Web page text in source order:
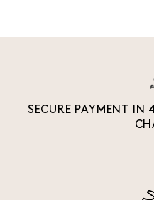
SECURE PAYMENT IN